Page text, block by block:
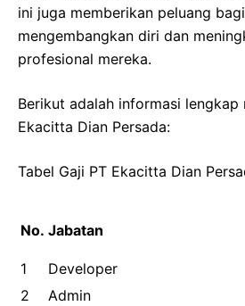
ini juga memberikan peluang
mengembangkan diri dan
profesional mereka.
Berikut adalah informasi lengkap
Ekacitta Dian Persada:
Tabel Gaji PT Ekacitta Dian
No. Jabatan
1
Developer
2
Admin